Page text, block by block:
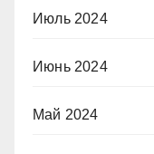
Июль 2024
Июнь 2024
Май 2024